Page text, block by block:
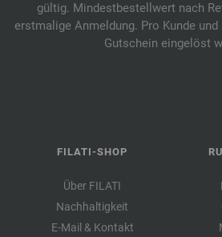
gültig. Mindestbestellwert nach
erstmalige Anmeldung. Pro Kunde
Gutschein eingelöst
FILATI-SHOP
Über FILATI
Nachhaltigkeit
E-Mail & Kontakt